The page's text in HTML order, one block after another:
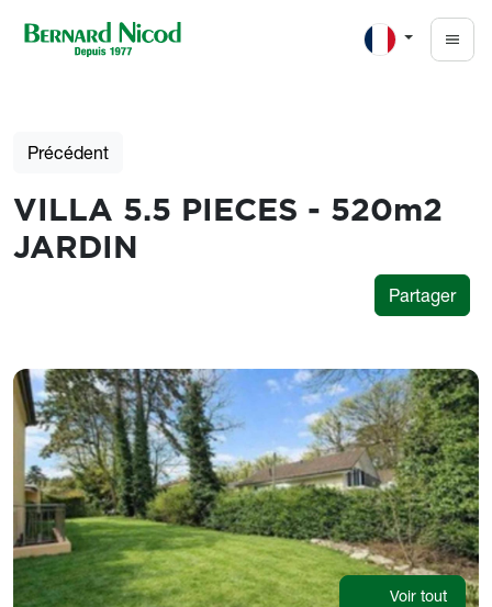
Précédent
VILLA 5.5 PIECES - 520m2
JARDIN
Partager
Photos
Voir tout